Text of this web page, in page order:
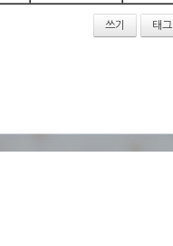
쓰기 태그